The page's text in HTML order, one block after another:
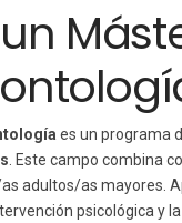
es un programa
. Este campo combina
adultos/as mayores.
psicológica y la